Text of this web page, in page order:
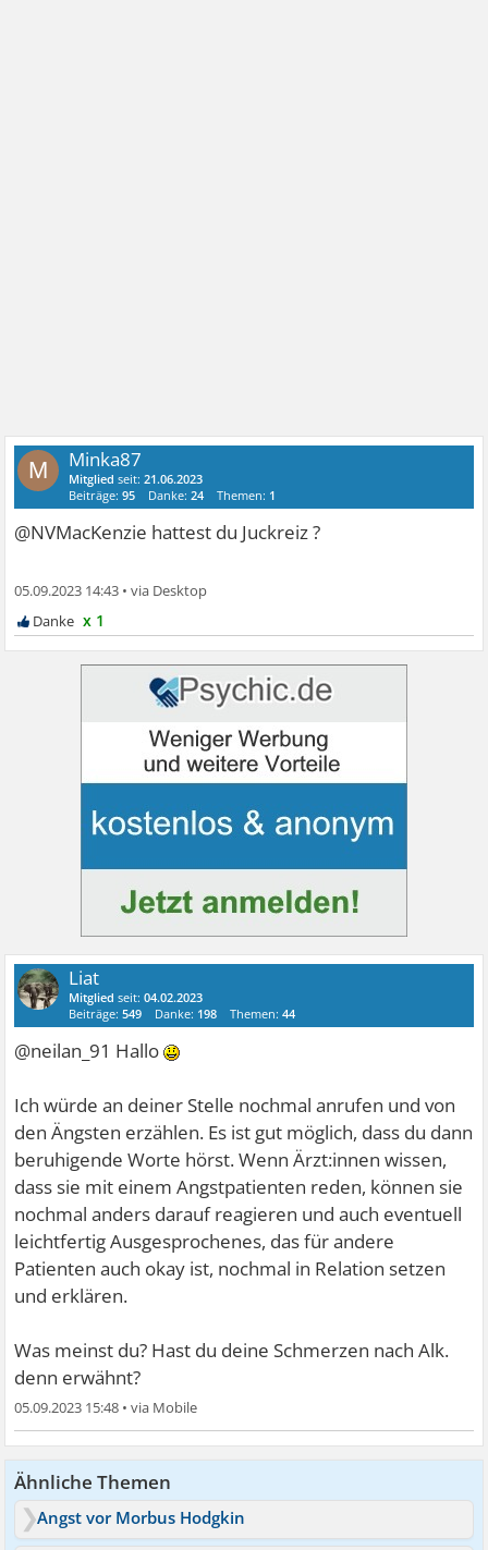
M Minka87
Mitglied seit:21.06.2023
Beiträge:95 Danke:24 Themen: 1
@NVMacKenzie hattest du Juckreiz ?
05.09.2023 14:43 •
x 1
Liat
Mitglied seit:04.02.2023
Beiträge:549 Danke: 198 Themen:44
@neilan_91 Hallo
Ich würde an deiner Stelle nochmal anrufen und von
den Ängsten erzählen. Es ist gut möglich, dass du dann
beruhigende Worte hörst. Wenn Ärzt:innen wissen,
dass sie mit einem Angstpatienten reden, können sie
nochmal anders darauf reagieren und auch eventuell
leichtfertig Ausgesprochenes, das für andere
Patienten auch okay ist, nochmal in Relation setzen
und erklären.
Was meinst du? Hast du deine Schmerzen nach Alk.
denn erwähnt?
05.09.2023 15:48 •
Ähnliche Themen
Angst vor Morbus Hodgkin